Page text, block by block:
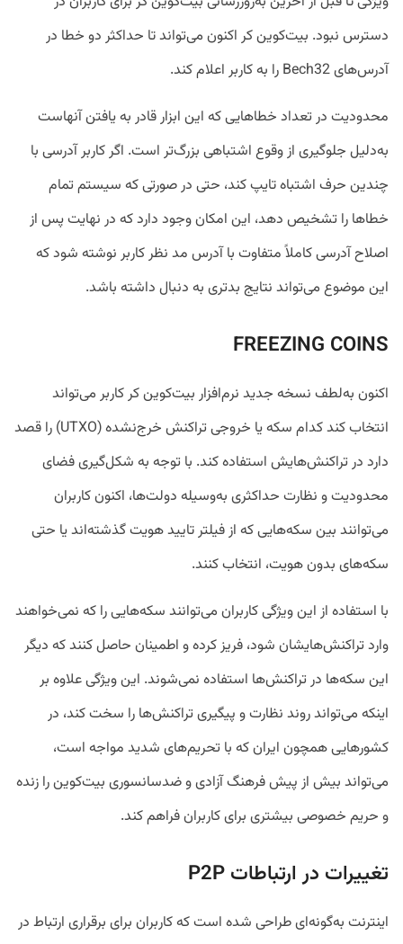
دسترس نبود. بیت‌کوین کر اکنون می‌تواند تا حداکثر دو خطا در
آدرس‌های Bech32‌ را به کاربر اعلام کند.
محدودیت در تعداد خطاهایی که این ابزار قادر به یافتن آنهاست
به‌دلیل جلوگیری از وقوع اشتباهی بزرگ‌تر است. اگر کاربر آدرسی با
چندین حرف اشتباه تایپ کند، حتی در صورتی که سیستم تمام
خطاها را تشخیص دهد، این امکان وجود دارد که در نهایت پس از
اصلاح آدرسی کاملاً متفاوت با آدرس مد نظر کاربر نوشته شود که
این موضوع می‌تواند نتایج بدتری به دنبال داشته باشد.
FREEZING COINS
اکنون به‌لطف نسخه جدید نرم‌افزار بیت‌کوین کر کاربر می‌تواند
انتخاب کند کدام سکه یا خروجی تراکنش خرج‌نشده (UTXO) را قصد
دارد در تراکنش‌هایش استفاده کند. با توجه به شکل‌گیری فضای
محدودیت و نظارت حداکثری به‌وسیله دولت‌ها، اکنون کاربران
می‌توانند بین سکه‌هایی که از فیلتر تایید هویت گذشته‌اند یا حتی
سکه‌های بدون هویت، انتخاب کنند.
با استفاده از این ویژگی کاربران می‌توانند سکه‌هایی را که نمی‌خواهند
وارد تراکنش‌هایشان شود، فریز کرده و اطمینان حاصل کنند که دیگر
این سکه‌ها در تراکنش‌ها استفاده نمی‌شوند. این ویژگی علاوه‌ بر
اینکه می‌تواند روند نظارت و پیگیری تراکنش‌ها را سخت کند، در
کشورهایی همچون ایران که با تحریم‌های شدید مواجه است،
می‌تواند بیش از پیش فرهنگ آزادی و ضدسانسوری بیت‌کوین را زنده
و حریم خصوصی بیشتری برای کاربران فراهم کند.
تغییرات در ارتباطات P2P
اینترنت به‌گونه‌ای طراحی شده است که کاربران برای برقراری ارتباط در